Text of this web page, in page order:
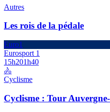
Autres
Les rois de la pédale
Euro1
Eurosport 1
15h201h40
🚴
Cyclisme
Cyclisme : Tour